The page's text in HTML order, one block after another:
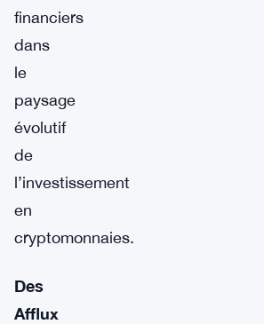
financiers
dans
le
paysage
évolutif
de
l’investissement
en
cryptomonnaies.
Des
Afflux